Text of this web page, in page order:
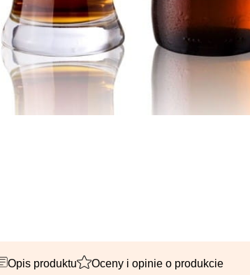
Opis produktu Oceny i opinie o produkcie